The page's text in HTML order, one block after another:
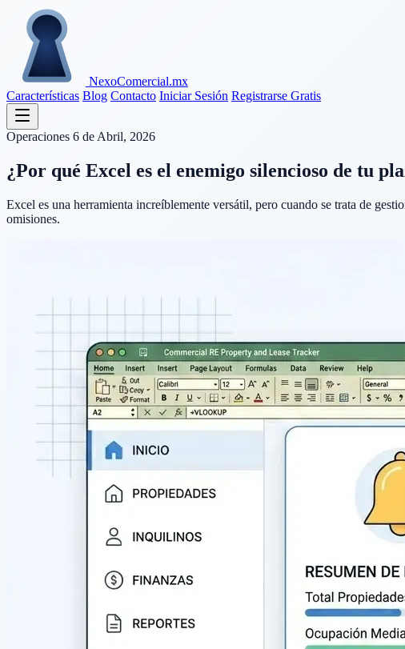
NexoComercial.mx
Características Blog Contacto Iniciar Sesión Registrarse Gratis
Operaciones 6 de Abril, 2026
¿Por qué Excel es el enemigo silencioso de tu
Excel es una herramienta increíblemente versátil, pero cuando se trata de
omisiones.